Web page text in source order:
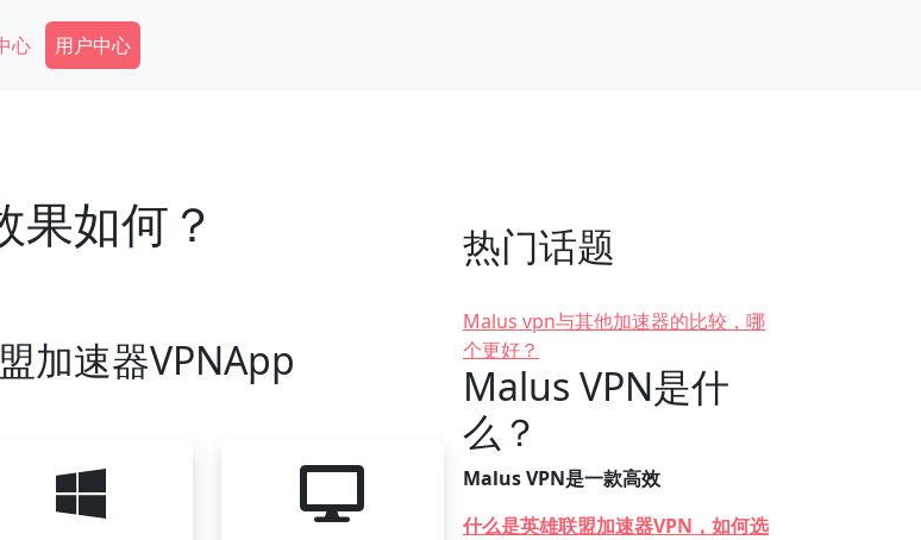
心 Secondary Menu
用户中心
果如何？
加速器VPNApp
热门话题
Malus vpn与其他加速器的比较，哪
个更好？
Malus VPN是什
么？
Malus VPN是一款高效
什么是英雄联盟加速器VPN，如何选